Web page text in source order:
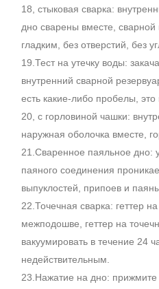
18, стыковая сварка:
дно сварены вместе,
гладким, без отверстий, без
19.Тест на утечку воды:
внутренний сварной
есть какие-либо пробелы, это
20, с горловиной чашки:
наружная оболочка вместе,
21.Сваренное паяльное дно:
паяного соединения
выпуклостей, припоев и
22.Точечная сварка: геттер
межподошве, геттер на
вакуумировать в течение 24
недействительным.
23.Нажатие на дно: